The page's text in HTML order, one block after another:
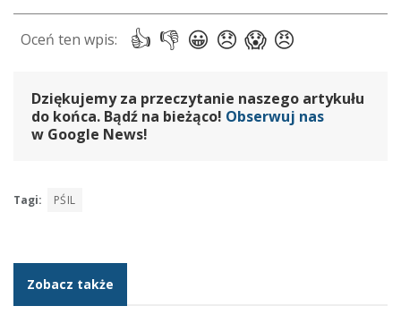
Dziękujemy za przeczytanie naszego artykułu
do końca. Bądź na bieżąco! Obserwuj nas
w Google News!
Tagi: PŚIL
Zobacz także